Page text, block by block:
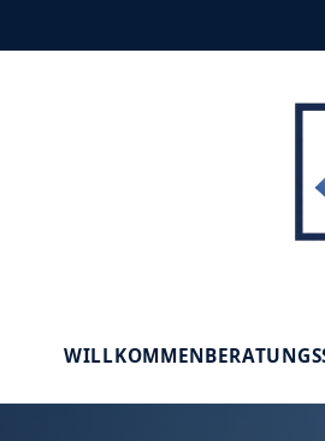
WILLKOMMEN